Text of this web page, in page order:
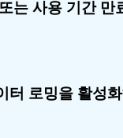
는 사용 기간 만
터 로밍을 활성